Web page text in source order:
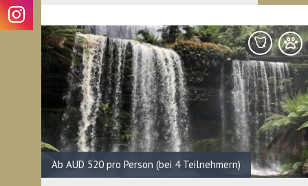
Ab AUD 520 pro Person (bei 4 Teilnehmern)